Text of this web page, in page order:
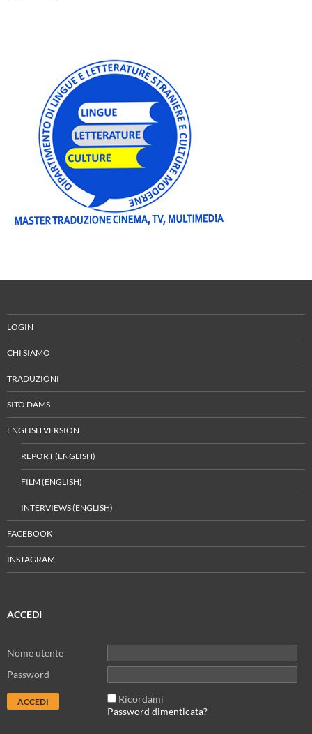
LOGIN
CHI SIAMO
TRADUZIONI
SITO DAMS
ENGLISH VERSION
REPORT (ENGLISH)
FILM (ENGLISH)
INTERVIEWS (ENGLISH)
FACEBOOK
INSTAGRAM
ACCEDI
Nome utente
Password
Ricordami
Password dimenticata?